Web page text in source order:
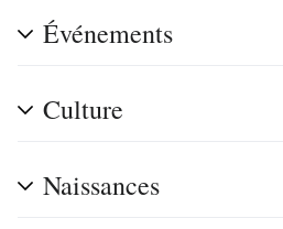
Événements
Culture
Naissances